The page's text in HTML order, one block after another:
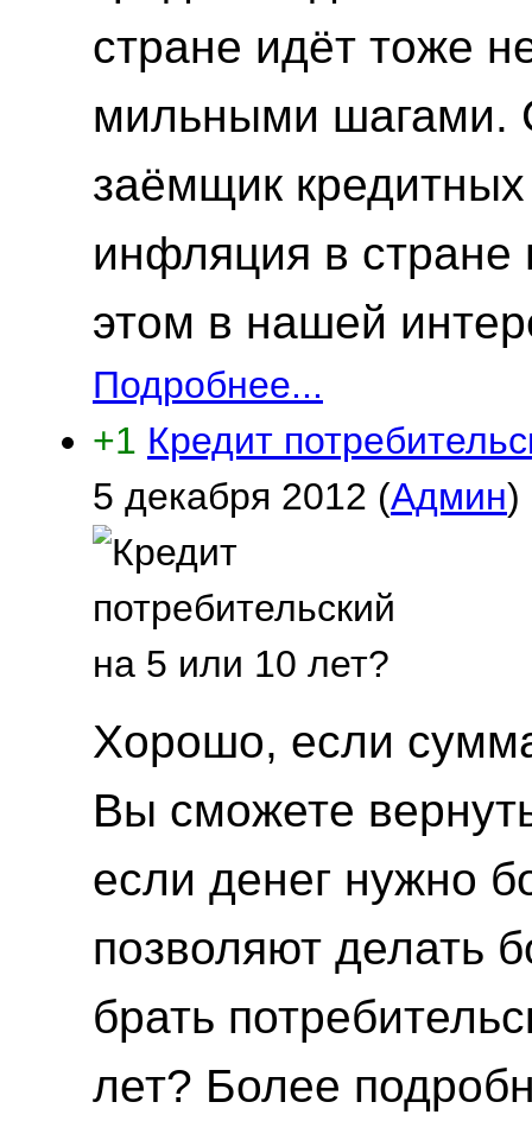
стране идёт тоже
мильными шагами.
заёмщик кредитных
инфляция в стране
этом в нашей
Подробнее...
+1 Кредит
5 декабря 2012 (Админ)
Хорошо, если
Вы сможете
если денег нужно
позволяют делать
брать
лет? Более